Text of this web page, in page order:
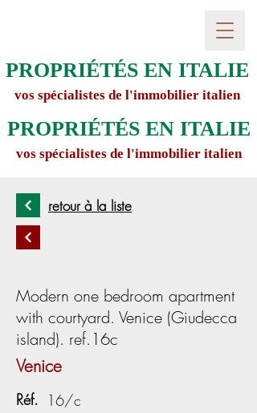
PROPRIÉTÉS EN ITALIE
vos spécialistes de l'immobilier italien
PROPRIÉTÉS EN ITALIE
vos spécialistes de l'immobilier italien
retour à la liste
Modern one bedroom apartment
with courtyard. Venice (Giudecca
island). ref.16c
Venice
Réf. 16/c